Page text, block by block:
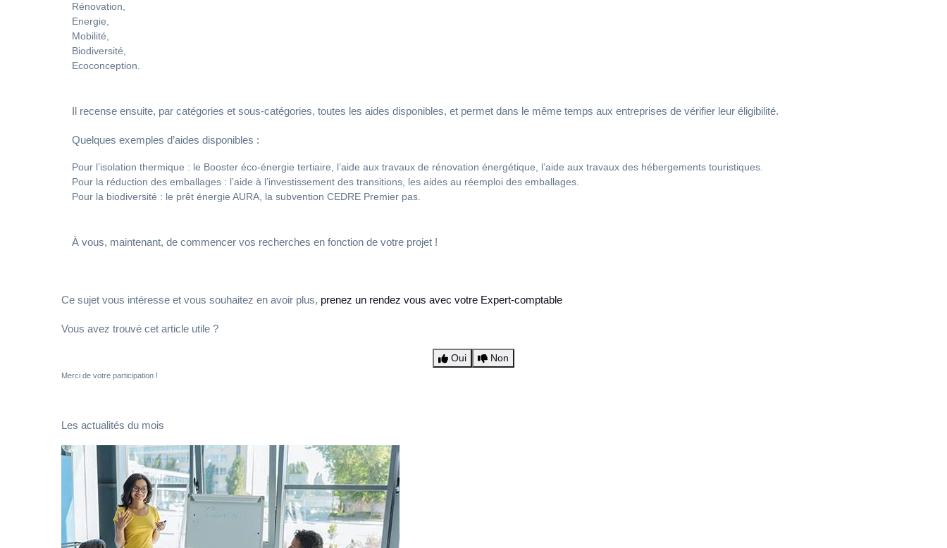
Rénovation,
Energie,
Mobilité,
Biodiversité,
Ecoconception.
Il recense ensuite, par catégories et sous-catégories, toutes les aides disponibles, et permet dans le même temps aux entreprises de vérifier leur éligibilité.
Quelques exemples d’aides disponibles :
Pour l’isolation thermique : le Booster éco-énergie tertiaire, l’aide aux travaux de rénovation énergétique, l’aide aux travaux des hébergements touristiques.
Pour la réduction des emballages : l’aide à l’investissement des transitions, les aides au réemploi des emballages.
Pour la biodiversité : le prêt énergie AURA, la subvention CEDRE Premier pas.
À vous, maintenant, de commencer vos recherches en fonction de votre projet !
Ce sujet vous intéresse et vous souhaitez en avoir plus, prenez un rendez vous avec votre Expert-comptable
Vous avez trouvé cet article utile ?
Oui Non
Merci de votre participation !
Les actualités du mois